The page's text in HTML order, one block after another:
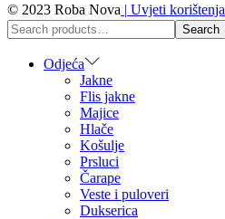
© 2023 Roba Nova | Uvjeti korištenja
Search
for:>
Search
Odjeća
Jakne
Flis jakne
Majice
Hlače
Košulje
Prsluci
Čarape
Veste i puloveri
Dukserica